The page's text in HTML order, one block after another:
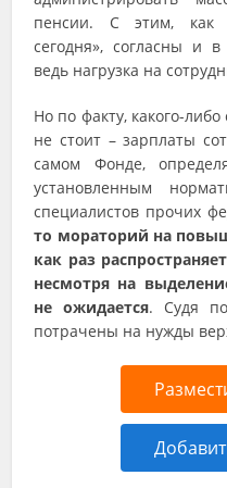
пенсии. С этим, как
сегодня», согласны и
ведь нагрузка на
Но по факту, какого-
не стоит – зарплаты
самом Фонде,
установленным
специалистов прочих
то мораторий на
как раз
несмотря на
не ожидается. Судя
потрачены на нужды